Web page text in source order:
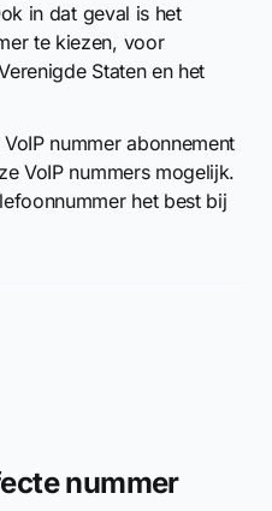
in dat geval is het
te kiezen, voor
Staten en het
nummer abonnement
VoIP nummers mogelijk.
het best bij
nummer